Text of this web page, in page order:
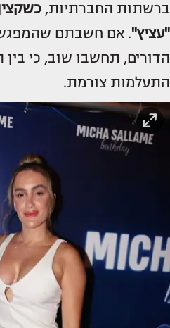
ברשתות החברתיות,
"עציץ". אם חשבתם שהמפגש
הדורים, תחשבו שוב, כי
התעלמות צורמת.